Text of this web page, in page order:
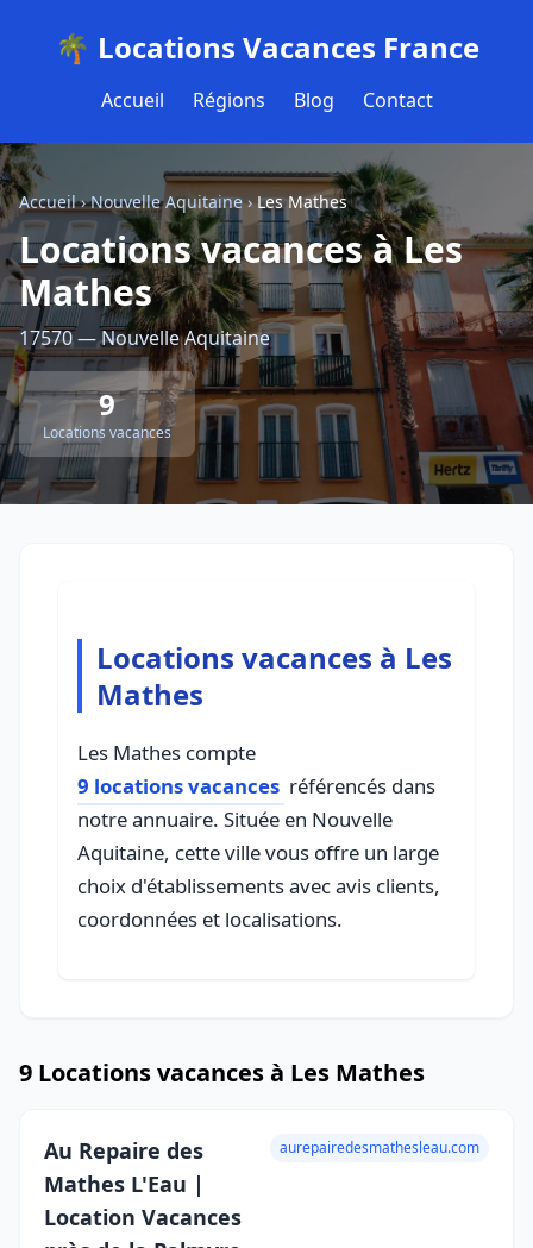
🌴 Locations Vacances France
Accueil Régions Blog Contact
Accueil›Nouvelle Aquitaine› Les Mathes
Locations vacances à Les
Mathes
17570 — Nouvelle Aquitaine
9
Locations vacances
Locations vacances à Les
Mathes
Les Mathes compte
9 locations vacances référencés dans
notre annuaire. Située en Nouvelle
Aquitaine, cette ville vous offre un large
choix d'établissements avec avis clients,
coordonnées et localisations.
9 Locations vacances à Les Mathes
Au Repaire des
Mathes L'Eau |
Location Vacances
aurepairedesmathesleau.com